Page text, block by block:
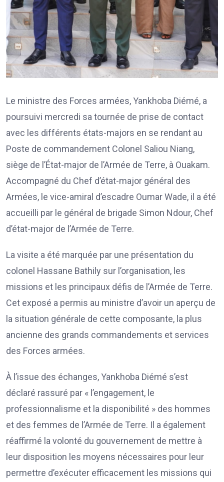
Le ministre des Forces armées, Yankhoba Diémé, a
poursuivi mercredi sa tournée de prise de contact
avec les différents états-majors en se rendant au
Poste de commandement Colonel Saliou Niang,
siège de l’État-major de l’Armée de Terre, à Ouakam.
Accompagné du Chef d’état-major général des
Armées, le vice-amiral d’escadre Oumar Wade, il a été
accueilli par le général de brigade Simon Ndour, Chef
d’état-major de l’Armée de Terre.
La visite a été marquée par une présentation du
colonel Hassane Bathily sur l’organisation, les
missions et les principaux défis de l’Armée de Terre.
Cet exposé a permis au ministre d’avoir un aperçu de
la situation générale de cette composante, la plus
ancienne des grands commandements et services
des Forces armées.
À l’issue des échanges, Yankhoba Diémé s’est
déclaré rassuré par « l’engagement, le
professionnalisme et la disponibilité » des hommes
et des femmes de l’Armée de Terre. Il a également
réaffirmé la volonté du gouvernement de mettre à
leur disposition les moyens nécessaires pour leur
permettre d’exécuter efficacement les missions qui